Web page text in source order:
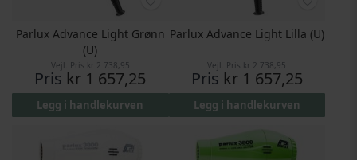
Parlux Advance Light Grønn
(U)
Vejl. Pris kr 2 738,95
Pris kr 1 657,25
Legg i handlekurven
Parlux Advance Light Lilla (U)
Vejl. Pris kr 2 738,95
Pris kr 1 657,25
Legg i handlekurven